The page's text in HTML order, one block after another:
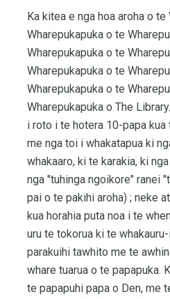
Ka kitea e nga hoa aroha o
Wharepukapuka o te
Wharepukapuka o te
Wharepukapuka o te
Wharepukapuka o te
Wharepukapuka o The
i roto i te hotera 10-papa kua
me nga toi i whakatapua ki
whakaaro, ki te karakia, ki
nga "tuhinga ngoikore" ranei
pai o te pakihi aroha) ; neke
kua horahia puta noa i te
uru te tokorua ki te
parakuihi tawhito me te
whare tuarua o te papapuka.
te papapuhi papa o Den, me